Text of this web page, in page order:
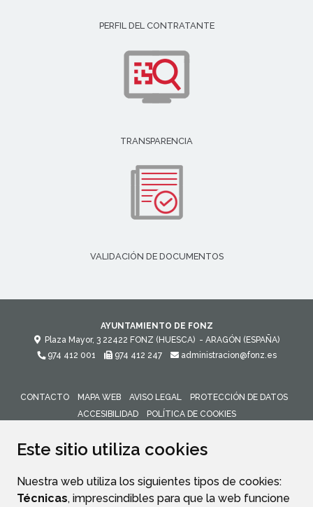
Este sitio utiliza cookies
Nuestra web utiliza los siguientes tipos de cookies:
Técnicas, imprescindibles para que la web funcione
PERFIL DEL CONTRATANTE
TRANSPARENCIA
VALIDACIÓN DE DOCUMENTOS
AYUNTAMIENTO DE FONZ
Plaza Mayor, 3 22422 FONZ (HUESCA) - ARAGÓN (ESPAÑA)
974 412 001
974 412 247 administracion@fonz.es
CONTACTO MAPA WEB AVISO LEGAL
PROTECCIÓN DE DATOS
ACCESIBILIDAD
POLÍTICA DE COOKIES